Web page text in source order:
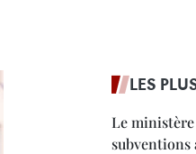
LES
Le ministère
subventions